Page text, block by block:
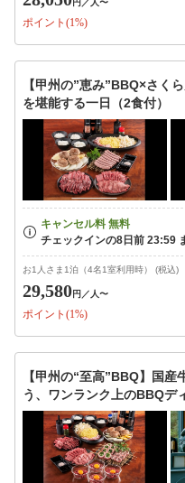
円 ／人〜
ポイント(1%)
【甲州の”恵み”BBQ×さく
を堪能する一日（2食付）
お1人さま1泊（4名1室利用時） (税込)
29,580円 ／人〜
ポイント(1%)
【甲州の“至高”BBQ】国
う、ワンランク上のBBQデ